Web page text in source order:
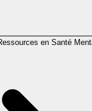
en Santé